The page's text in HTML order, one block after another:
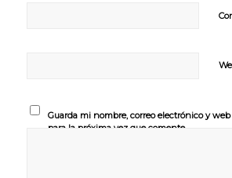
Guarda mi nombre, correo electrónico y
para la próxima vez que comente.